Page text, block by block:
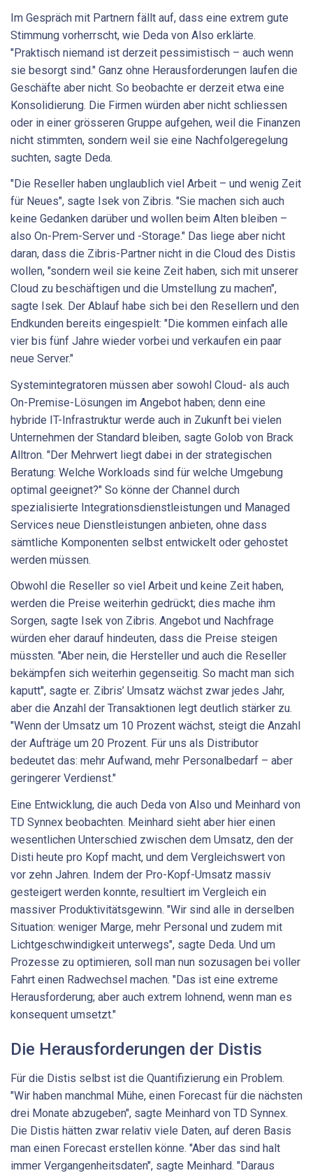
Im Gespräch mit Partnern fällt auf, dass eine extrem gute
Stimmung vorherrscht, wie Deda von Also erklärte.
"Praktisch niemand ist derzeit pessimistisch – auch wenn
sie besorgt sind." Ganz ohne Herausforderungen laufen die
Geschäfte aber nicht. So beobachte er derzeit etwa eine
Konsolidierung. Die Firmen würden aber nicht schliessen
oder in einer grösseren Gruppe aufgehen, weil die Finanzen
nicht stimmten, sondern weil sie eine Nachfolgeregelung
suchten, sagte Deda.
"Die Reseller haben unglaublich viel Arbeit – und wenig Zeit
für Neues", sagte Isek von Zibris. "Sie machen sich auch
keine Gedanken darüber und wollen beim Alten bleiben –
also On-Prem-Server und -Storage." Das liege aber nicht
daran, dass die Zibris-Partner nicht in die Cloud des Distis
wollen, "sondern weil sie keine Zeit haben, sich mit unserer
Cloud zu beschäftigen und die Umstellung zu machen",
sagte Isek. Der Ablauf habe sich bei den Resellern und den
Endkunden bereits eingespielt: "Die kommen einfach alle
vier bis fünf Jahre wieder vorbei und verkaufen ein paar
neue Server."
Systemintegratoren müssen aber sowohl Cloud- als auch
On-Premise-Lösungen im Angebot haben; denn eine
hybride IT-Infrastruktur werde auch in Zukunft bei vielen
Unternehmen der Standard bleiben, sagte Golob von Brack
Alltron. "Der Mehrwert liegt dabei in der strategischen
Beratung: Welche Workloads sind für welche Umgebung
optimal geeignet?" So könne der Channel durch
spezialisierte Integrationsdienstleistungen und Managed
Services neue Dienstleistungen anbieten, ohne dass
sämtliche Komponenten selbst entwickelt oder gehostet
werden müssen.
Obwohl die Reseller so viel Arbeit und keine Zeit haben,
werden die Preise weiterhin gedrückt; dies mache ihm
Sorgen, sagte Isek von Zibris. Angebot und Nachfrage
würden eher darauf hindeuten, dass die Preise steigen
müssten. "Aber nein, die Hersteller und auch die Reseller
bekämpfen sich weiterhin gegenseitig. So macht man sich
kaputt", sagte er. Zibris’ Umsatz wächst zwar jedes Jahr,
aber die Anzahl der Transaktionen legt deutlich stärker zu.
"Wenn der Umsatz um 10 Prozent wächst, steigt die Anzahl
der Aufträge um 20 Prozent. Für uns als Distributor
bedeutet das: mehr Aufwand, mehr Personalbedarf – aber
geringerer Verdienst."
Eine Entwicklung, die auch Deda von Also und Meinhard von
TD Synnex beobachten. Meinhard sieht aber hier einen
wesentlichen Unterschied zwischen dem Umsatz, den der
Disti heute pro Kopf macht, und dem Vergleichswert von
vor zehn Jahren. Indem der Pro-Kopf-Umsatz massiv
gesteigert werden konnte, resultiert im Vergleich ein
massiver Produktivitätsgewinn. "Wir sind alle in derselben
Situation: weniger Marge, mehr Personal und zudem mit
Lichtgeschwindigkeit unterwegs", sagte Deda. Und um
Prozesse zu optimieren, soll man nun sozusagen bei voller
Fahrt einen Radwechsel machen. "Das ist eine extreme
Herausforderung; aber auch extrem lohnend, wenn man es
konsequent umsetzt."
Die Herausforderungen der Distis
Für die Distis selbst ist die Quantifizierung ein Problem.
"Wir haben manchmal Mühe, einen Forecast für die nächsten
drei Monate abzugeben", sagte Meinhard von TD Synnex.
Die Distis hätten zwar relativ viele Daten, auf deren Basis
man einen ­Forecast erstellen könne. "Aber das sind halt
immer Vergangenheitsdaten", sagte Meinhard. "Daraus